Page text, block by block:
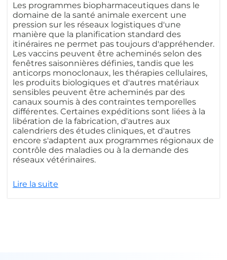
Les programmes biopharmaceutiques dans le
domaine de la santé animale exercent une
pression sur les réseaux logistiques d'une
manière que la planification standard des
itinéraires ne permet pas toujours d'appréhender.
Les vaccins peuvent être acheminés selon des
fenêtres saisonnières définies, tandis que les
anticorps monoclonaux, les thérapies cellulaires,
les produits biologiques et d'autres matériaux
sensibles peuvent être acheminés par des
canaux soumis à des contraintes temporelles
différentes. Certaines expéditions sont liées à la
libération de la fabrication, d'autres aux
calendriers des études cliniques, et d'autres
encore s'adaptent aux programmes régionaux de
contrôle des maladies ou à la demande des
réseaux vétérinaires.
Lire la suite